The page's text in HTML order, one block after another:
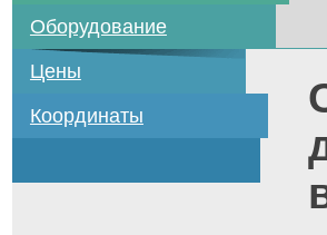
Оборудование
Цены
Координаты